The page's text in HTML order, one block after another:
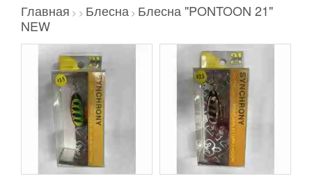
Главная > > Блесна > Блесна "PONTOON 21"
NEW